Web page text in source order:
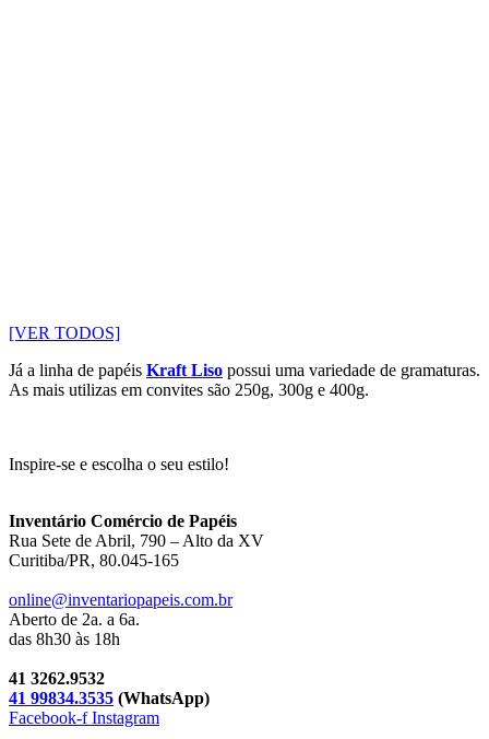
[VER TODOS]
Já a linha de papéis Kraft Liso possui uma variedade de gramaturas.
As mais utilizas em convites são 250g, 300g e 400g.
Inspire-se e escolha o seu estilo!
Inventário Comércio de Papéis
Rua Sete de Abril, 790 – Alto da XV
Curitiba/PR, 80.045-165
online@inventariopapeis.com.br
Aberto de 2a. a 6a.
das 8h30 às 18h
41 3262.9532
41 99834.3535 (WhatsApp)
Facebook-f Instagram